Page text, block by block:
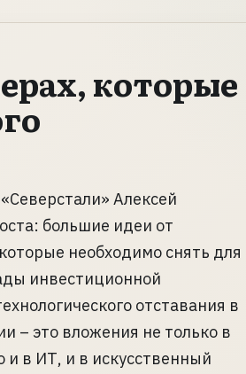
которые
Алексей
большие идеи от
необходимо снять для
инвестиционной
отставания в
– это вложения не только в
в ИТ, и в искусственный